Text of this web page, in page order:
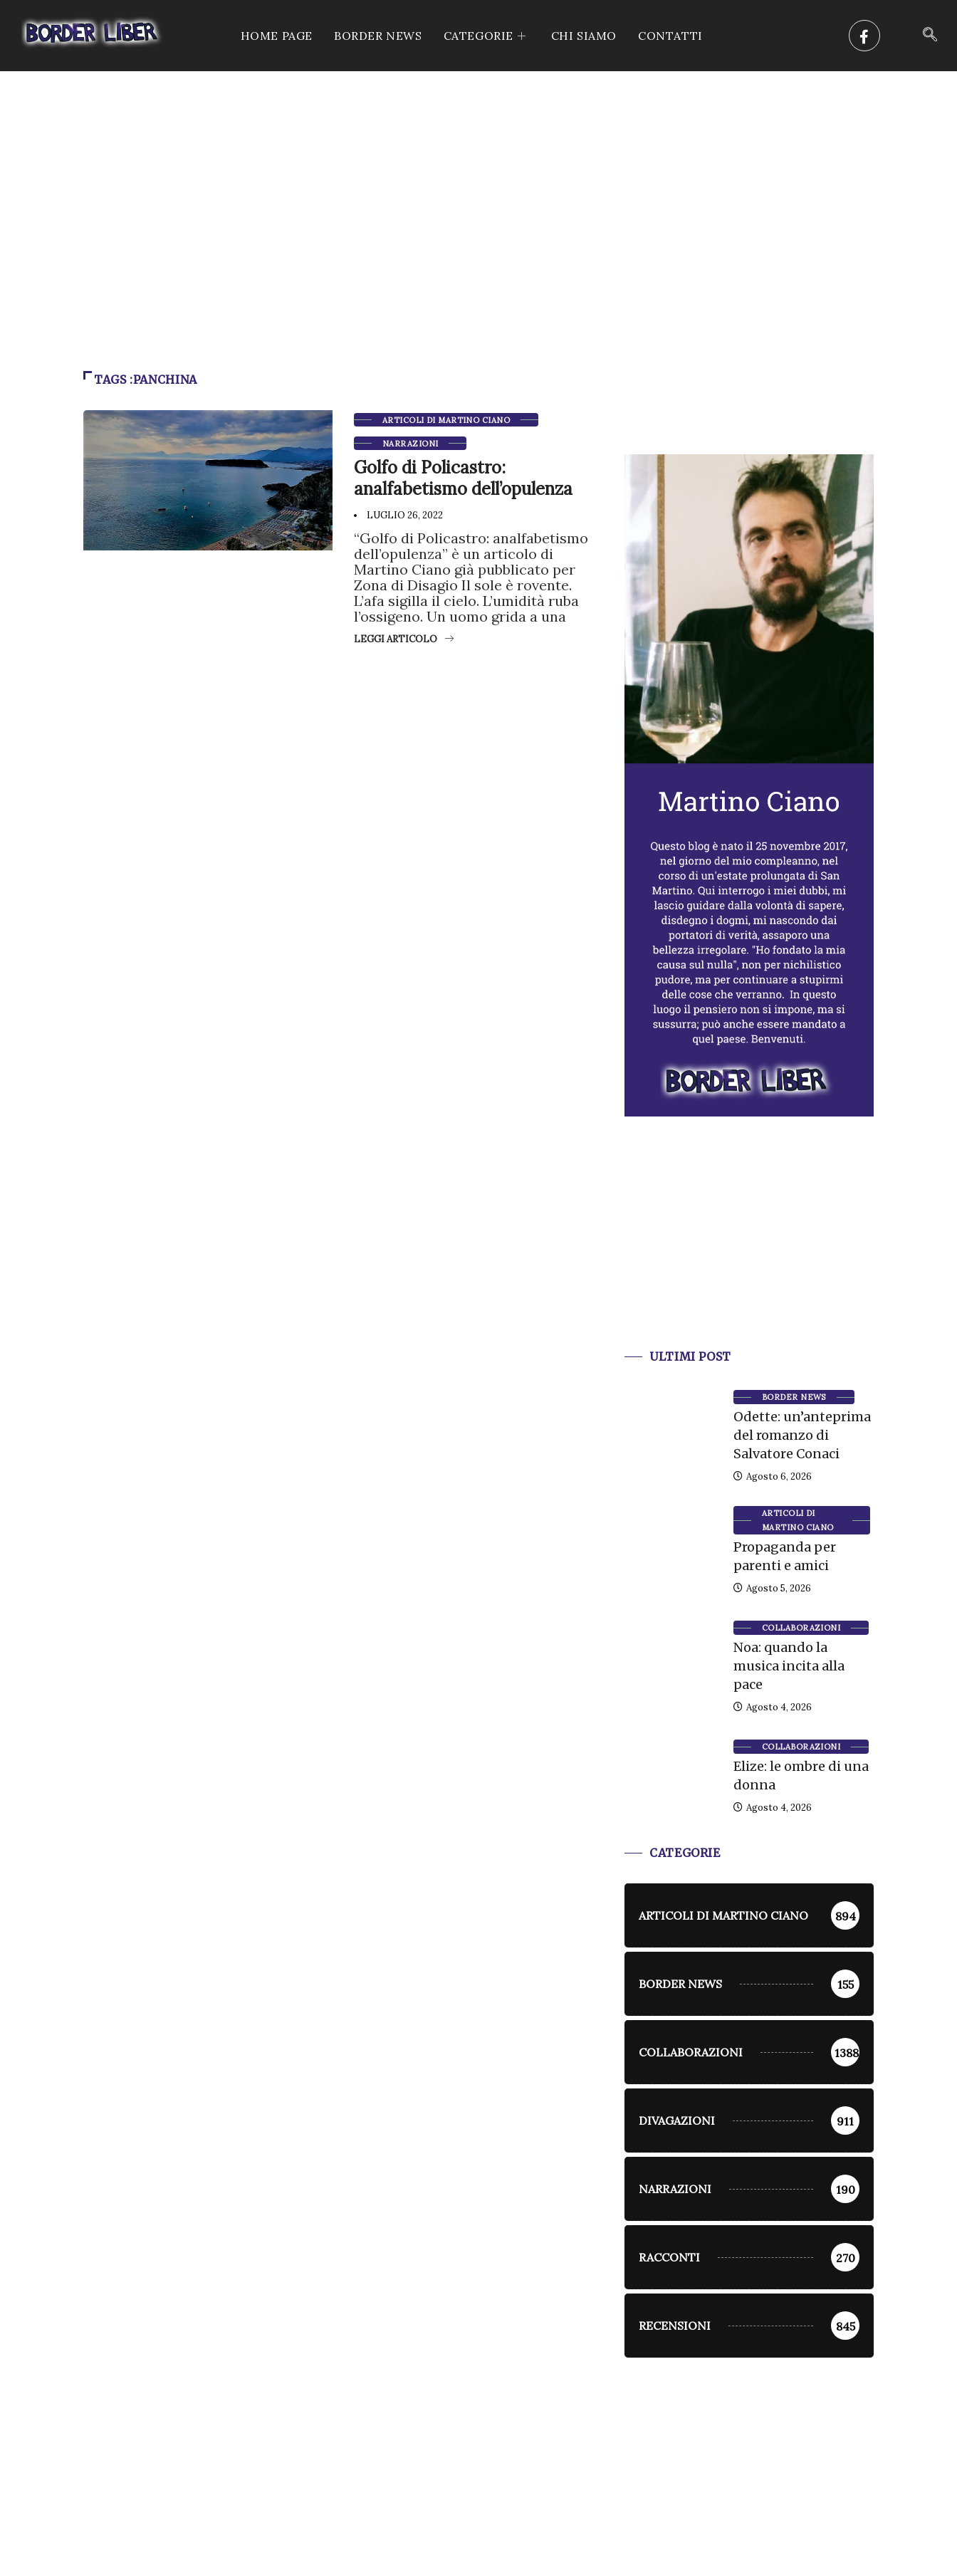
HOME PAGE BORDER NEWS CATEGORIE CHI SIAMO CONTATTI
TAGS :PANCHINA
ARTICOLI DI MARTINO CIANO
NARRAZIONI
Golfo di Policastro:
analfabetismo dell’opulenza
LUGLIO 26, 2022
“Golfo di Policastro: analfabetismo
dell’opulenza” è un articolo di
Martino Ciano già pubblicato per
Zona di Disagio Il sole è rovente.
L’afa sigilla il cielo. L’umidità ruba
l’ossigeno. Un uomo grida a una
LEGGI ARTICOLO
ULTIMI POST
BORDER NEWS
Odette: un’anteprima
del romanzo di
Salvatore Conaci
Agosto 6, 2026
ARTICOLI DI
MARTINO CIANO
Propaganda per
parenti e amici
Agosto 5, 2026
COLLABORAZIONI
Noa: quando la
musica incita alla
pace
Agosto 4, 2026
COLLABORAZIONI
Elize: le ombre di una
donna
Agosto 4, 2026
CATEGORIE
ARTICOLI DI MARTINO CIANO 894
BORDER NEWS 155
COLLABORAZIONI 1388
DIVAGAZIONI 911
NARRAZIONI 190
RACCONTI 270
RECENSIONI 845